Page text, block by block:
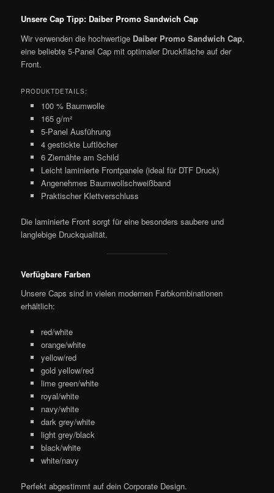
Unsere Cap Tipp: Daiber Promo Sandwich Cap
Wir verwenden die hochwertige Daiber Promo Sandwich Cap,
eine beliebte 5-Panel Cap mit optimaler Druckfläche auf der
Front.
PRODUKTDETAILS:
100 % Baumwolle
165 g/m²
5-Panel Ausführung
4 gestickte Luftlöcher
6 Ziernähte am Schild
Leicht laminierte Frontpanele (ideal für DTF Druck)
Angenehmes Baumwollschweißband
Praktischer Klettverschluss
Die laminierte Front sorgt für eine besonders saubere und
langlebige Druckqualität.
Verfügbare Farben
Unsere Caps sind in vielen modernen Farbkombinationen
erhältlich:
red/white
orange/white
yellow/red
gold yellow/red
lime green/white
royal/white
navy/white
dark grey/white
light grey/black
black/white
white/navy
Perfekt abgestimmt auf dein Corporate Design.